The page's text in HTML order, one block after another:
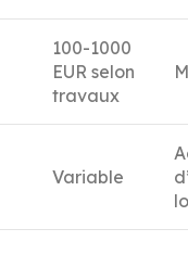
100-1000
EUR selon
travaux
Variable